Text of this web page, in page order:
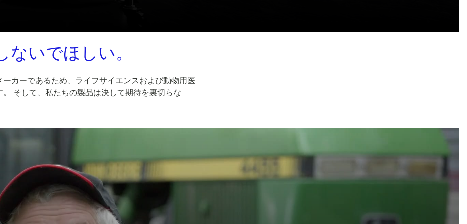
いでほしい。
カーであるため、ライフサイエンスおよび動物用医
そして、私たちの製品は決して期待を裏切らな